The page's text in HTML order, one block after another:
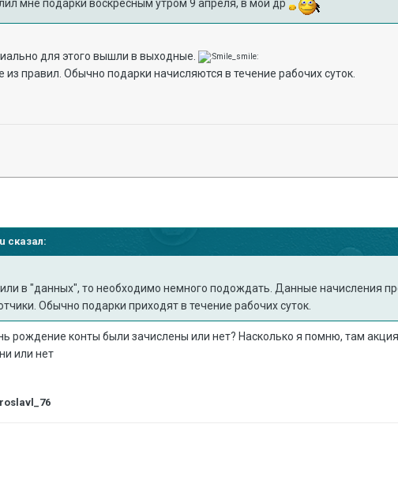
мне подарки воскресным утром 9 апреля, в мой др
для этого вышли в выходные.
из правил. Обычно подарки начисляются в течение рабочих суток.
сказал:
в "данных", то необходимо немного подождать. Данные начисления
Обычно подарки приходят в течение рабочих суток.
рождение конты были зачислены или нет? Насколько я помню, там
или нет